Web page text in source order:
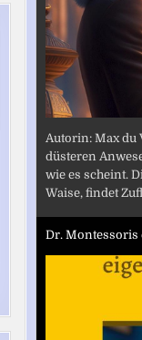
Autorin: Max du
düsteren
wie es scheint.
Waise, findet
Dr. Montessoris